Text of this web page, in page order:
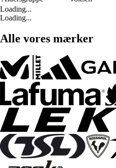
Loading...
Loading...
Alle vores mærker